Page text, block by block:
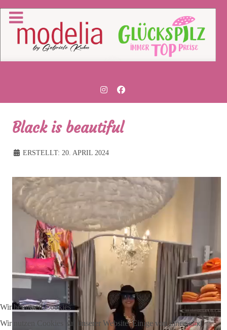
Black is beautiful
ERSTELLT: 20. APRIL 2024
Wir benutzen Cookies
Wir nutzen Cookies auf unserer Website. Einige von ihnen sind